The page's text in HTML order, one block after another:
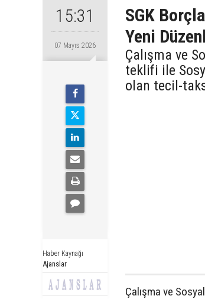
15:31
07 Mayıs 2026
Haber Kaynağı
Ajanslar
SGK
Yeni
Çalışma ve
teklifi ile
olan tecil-
Çalışma ve